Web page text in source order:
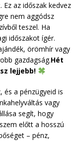
az időszak kedvez
nem aggódsz
teszel. Ha
időszakot ígér.
örömhír vagy
gazdagság.Hét
lejjebb!
és a pénzügyeid is
vagy
segít, hogy
előtt a hosszú
– pénz,